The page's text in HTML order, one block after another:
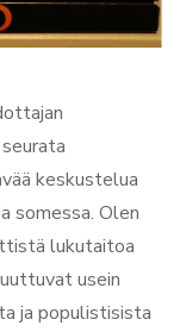
keskustelua
somessa. Olen
lukutaitoa
usein
ja populistisista